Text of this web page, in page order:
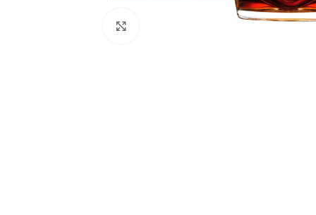
Faceți click pentru a mări